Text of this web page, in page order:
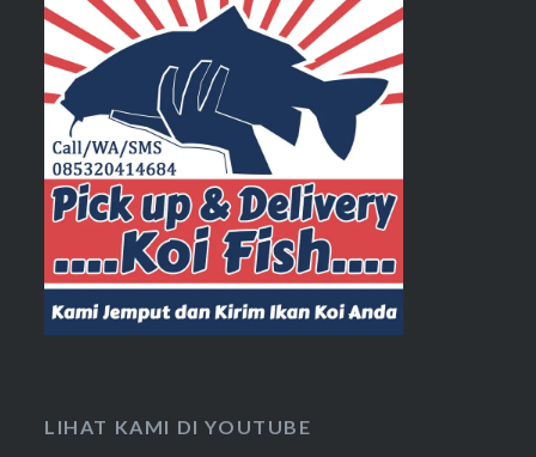
LIHAT KAMI DI YOUTUBE